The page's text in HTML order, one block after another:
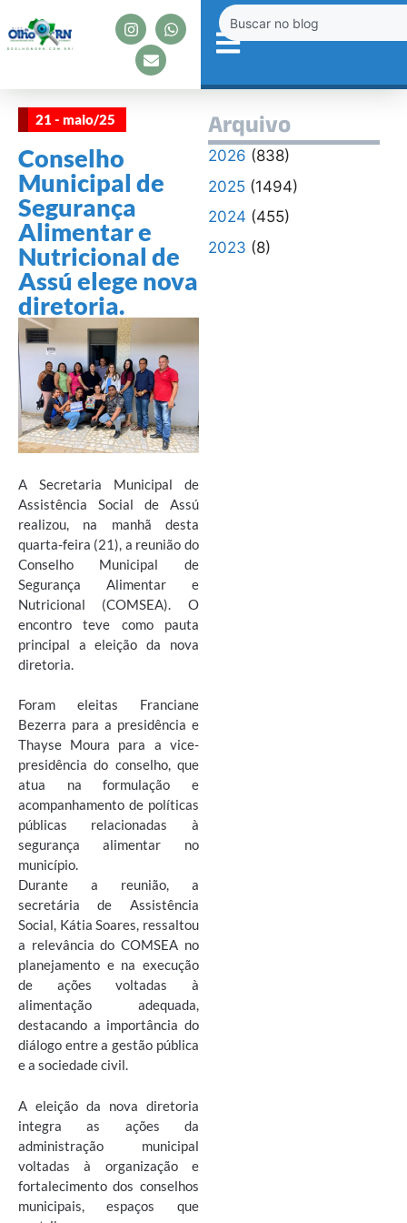
21 - maio/25
Conselho
Municipal de
Segurança
Alimentar e
Nutricional de
Assú elege nova
diretoria.
A Secretaria Municipal de
Assistência Social de Assú
realizou, na manhã desta
quarta-feira (21), a reunião do
Conselho Municipal de
Segurança Alimentar e
Nutricional (COMSEA). O
encontro teve como pauta
principal a eleição da nova
diretoria.
Foram eleitas Franciane
Bezerra para a presidência e
Thayse Moura para a vice-
presidência do conselho, que
atua na formulação e
acompanhamento de políticas
públicas relacionadas à
segurança alimentar no
município.
Durante a reunião, a
secretária de Assistência
Social, Kátia Soares, ressaltou
a relevância do COMSEA no
planejamento e na execução
de ações voltadas à
alimentação adequada,
destacando a importância do
diálogo entre a gestão pública
e a sociedade civil.
A eleição da nova diretoria
integra as ações da
administração municipal
voltadas à organização e
fortalecimento dos conselhos
municipais, espaços que
Arquivo
2026 (838)
2025(1494)
2024 (455)
2023 (8)